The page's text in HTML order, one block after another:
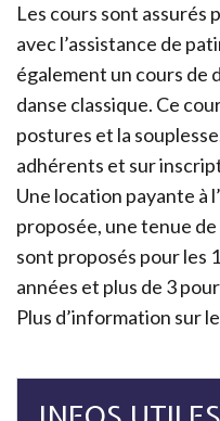
Les cours sont assurés
avec l’assistance de
également un cours de
danse classique. Ce
postures et la
adhérents et sur
Une location payante à
proposée, une tenue
sont proposés pour les
années et plus de 3
Plus d’information sur